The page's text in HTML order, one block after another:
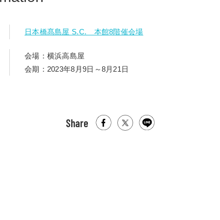
日本橋髙島屋 S.C. 本館8階催会場
会場：横浜高島屋
会期：2023年8月9日～8月21日
Share